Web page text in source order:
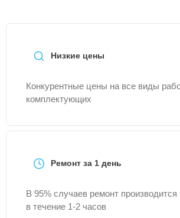
Низкие цены
Конкурентные цены на все виды
комплектующих
Ремонт за 1 день
В 95% случаев ремонт производится
в течение 1-2 часов